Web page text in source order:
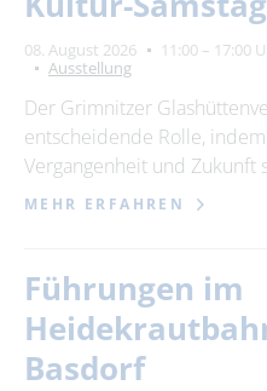
08. August 2026 11:00 – 17:00
Ausstellung
Der Grimnitzer
entscheidende Rolle,
Vergangenheit und Zukunft
MEHR ERFAHREN
Führungen im
Basdorf